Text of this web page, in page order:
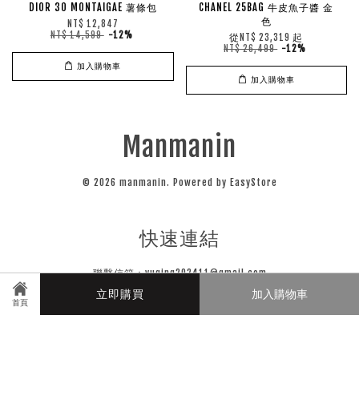
首頁
立即購買 加入購物車
DIOR 30 MONTAIGAE 薯條包
NT$ 12,847
NT$ 14,599 -12%
加入購物車
CHANEL 25BAG 牛皮魚子醬 金
色
從 NT$ 23,319 起
NT$ 26,499 -12%
加入購物車
Manmanin
© 2026 manmanin. Powered by EasyStore
快速連結
聯繫信箱：yuqing202411@gmail.com
關注我們